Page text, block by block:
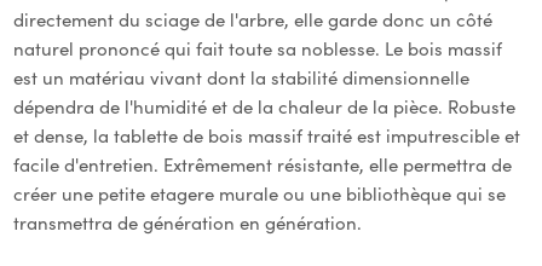
directement du sciage de l'arbre, elle garde donc un côté
naturel prononcé qui fait toute sa noblesse. Le bois massif
est un matériau vivant dont la stabilité dimensionnelle
dépendra de l'humidité et de la chaleur de la pièce. Robuste
et dense, la tablette de bois massif traité est imputrescible et
facile d'entretien. Extrêmement résistante, elle permettra de
créer une petite etagere murale ou une bibliothèque qui se
transmettra de génération en génération.